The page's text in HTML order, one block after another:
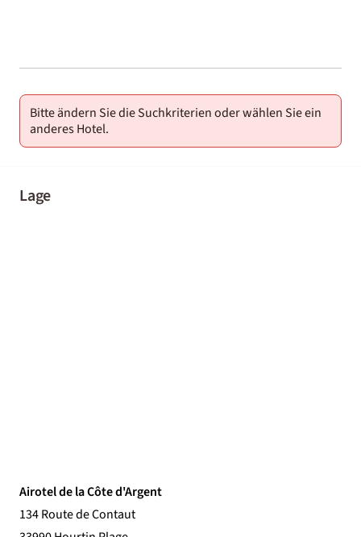
01-02
Bitte ändern Sie die Suchkriterien oder wählen Sie ein
anderes Hotel.
Lage
Airotel de la Côte d'Argent
134 Route de Contaut